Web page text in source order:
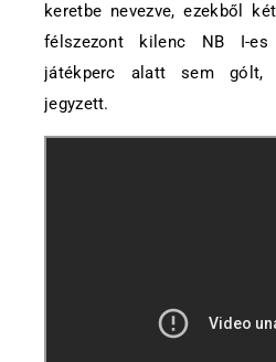
keretbe nevezve, ezekből
félszezont kilenc NB I-
játékperc alatt sem gólt,
jegyzett.